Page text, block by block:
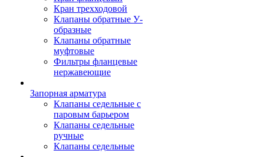
Кран трехходовой
Клапаны обратные У-
образные
Клапаны обратные
муфтовые
Фильтры фланцевые
нержавеющие
Запорная арматура
Клапаны седельные с
паровым барьером
Клапаны седельные
ручные
Клапаны седельные